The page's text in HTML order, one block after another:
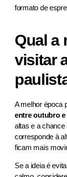
formato de
Qual a
visitar
A melhor época
entre outubro
altas e a
corresponde à
ficam mais
Se a ideia é